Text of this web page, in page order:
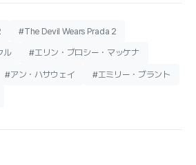
#The Devil Wears Prada 2
ル #エリン・ブロシー・マッケナ
#アン・ハサウェイ #エミリー・ブラント